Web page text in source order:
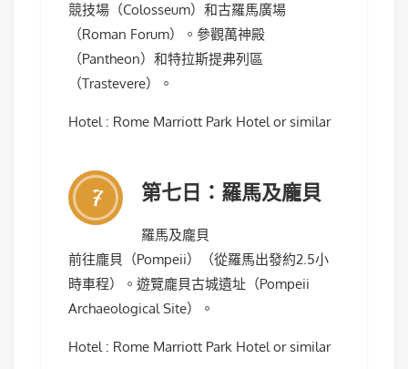
競技場（Colosseum）和古羅馬廣場
（Roman Forum）。參觀萬神殿
（Pantheon）和特拉斯提弗列區
（Trastevere）。
Hotel : Rome Marriott Park Hotel or similar
7 第七日：羅馬及龐貝
羅馬及龐貝
前往龐貝（Pompeii）（從羅馬出發約2.5小
時車程）。遊覽龐貝古城遺址（Pompeii
Archaeological Site）。
Hotel : Rome Marriott Park Hotel or similar